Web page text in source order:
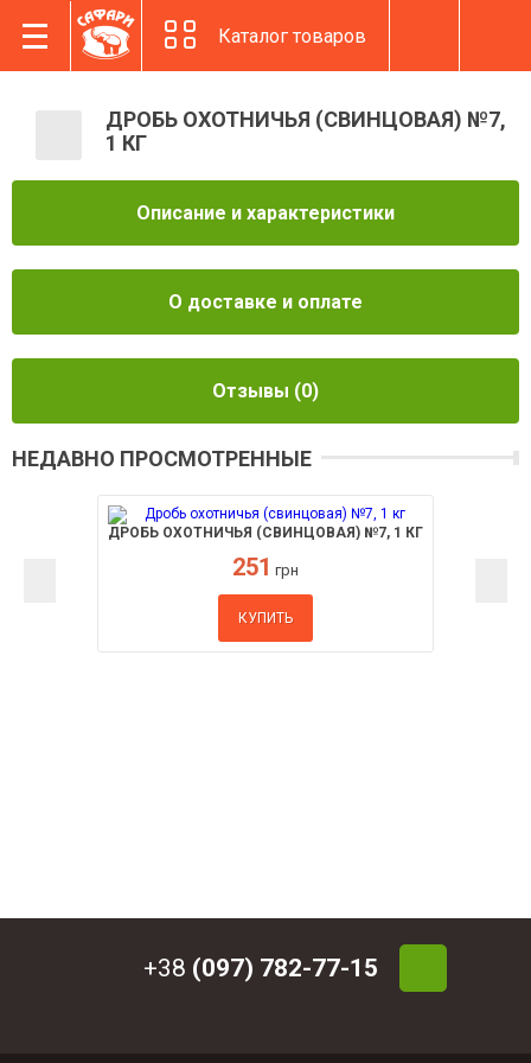
Каталог товаров
ДРОБЬ ОХОТНИЧЬЯ (СВИНЦОВАЯ) №7,
1 КГ
Описание и характеристики
О доставке и оплате
Отзывы (0)
НЕДАВНО ПРОСМОТРЕННЫЕ
ДРОБЬ ОХОТНИЧЬЯ (СВИНЦОВАЯ) №7, 1 КГ
251 грн
КУПИТЬ
+38 (097) 782-77-15